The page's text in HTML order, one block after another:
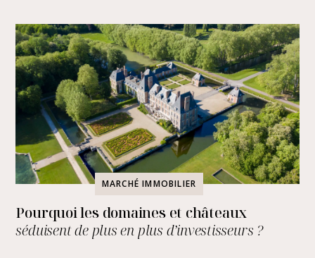
MARCHÉ IMMOBILIER
Pourquoi les domaines et châteaux
séduisent de plus en plus d’investisseurs ?